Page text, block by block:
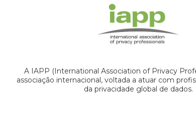
A IAPP (International Association of Privacy
associação internacional, voltada a atuar com
da privacidade global de dados.